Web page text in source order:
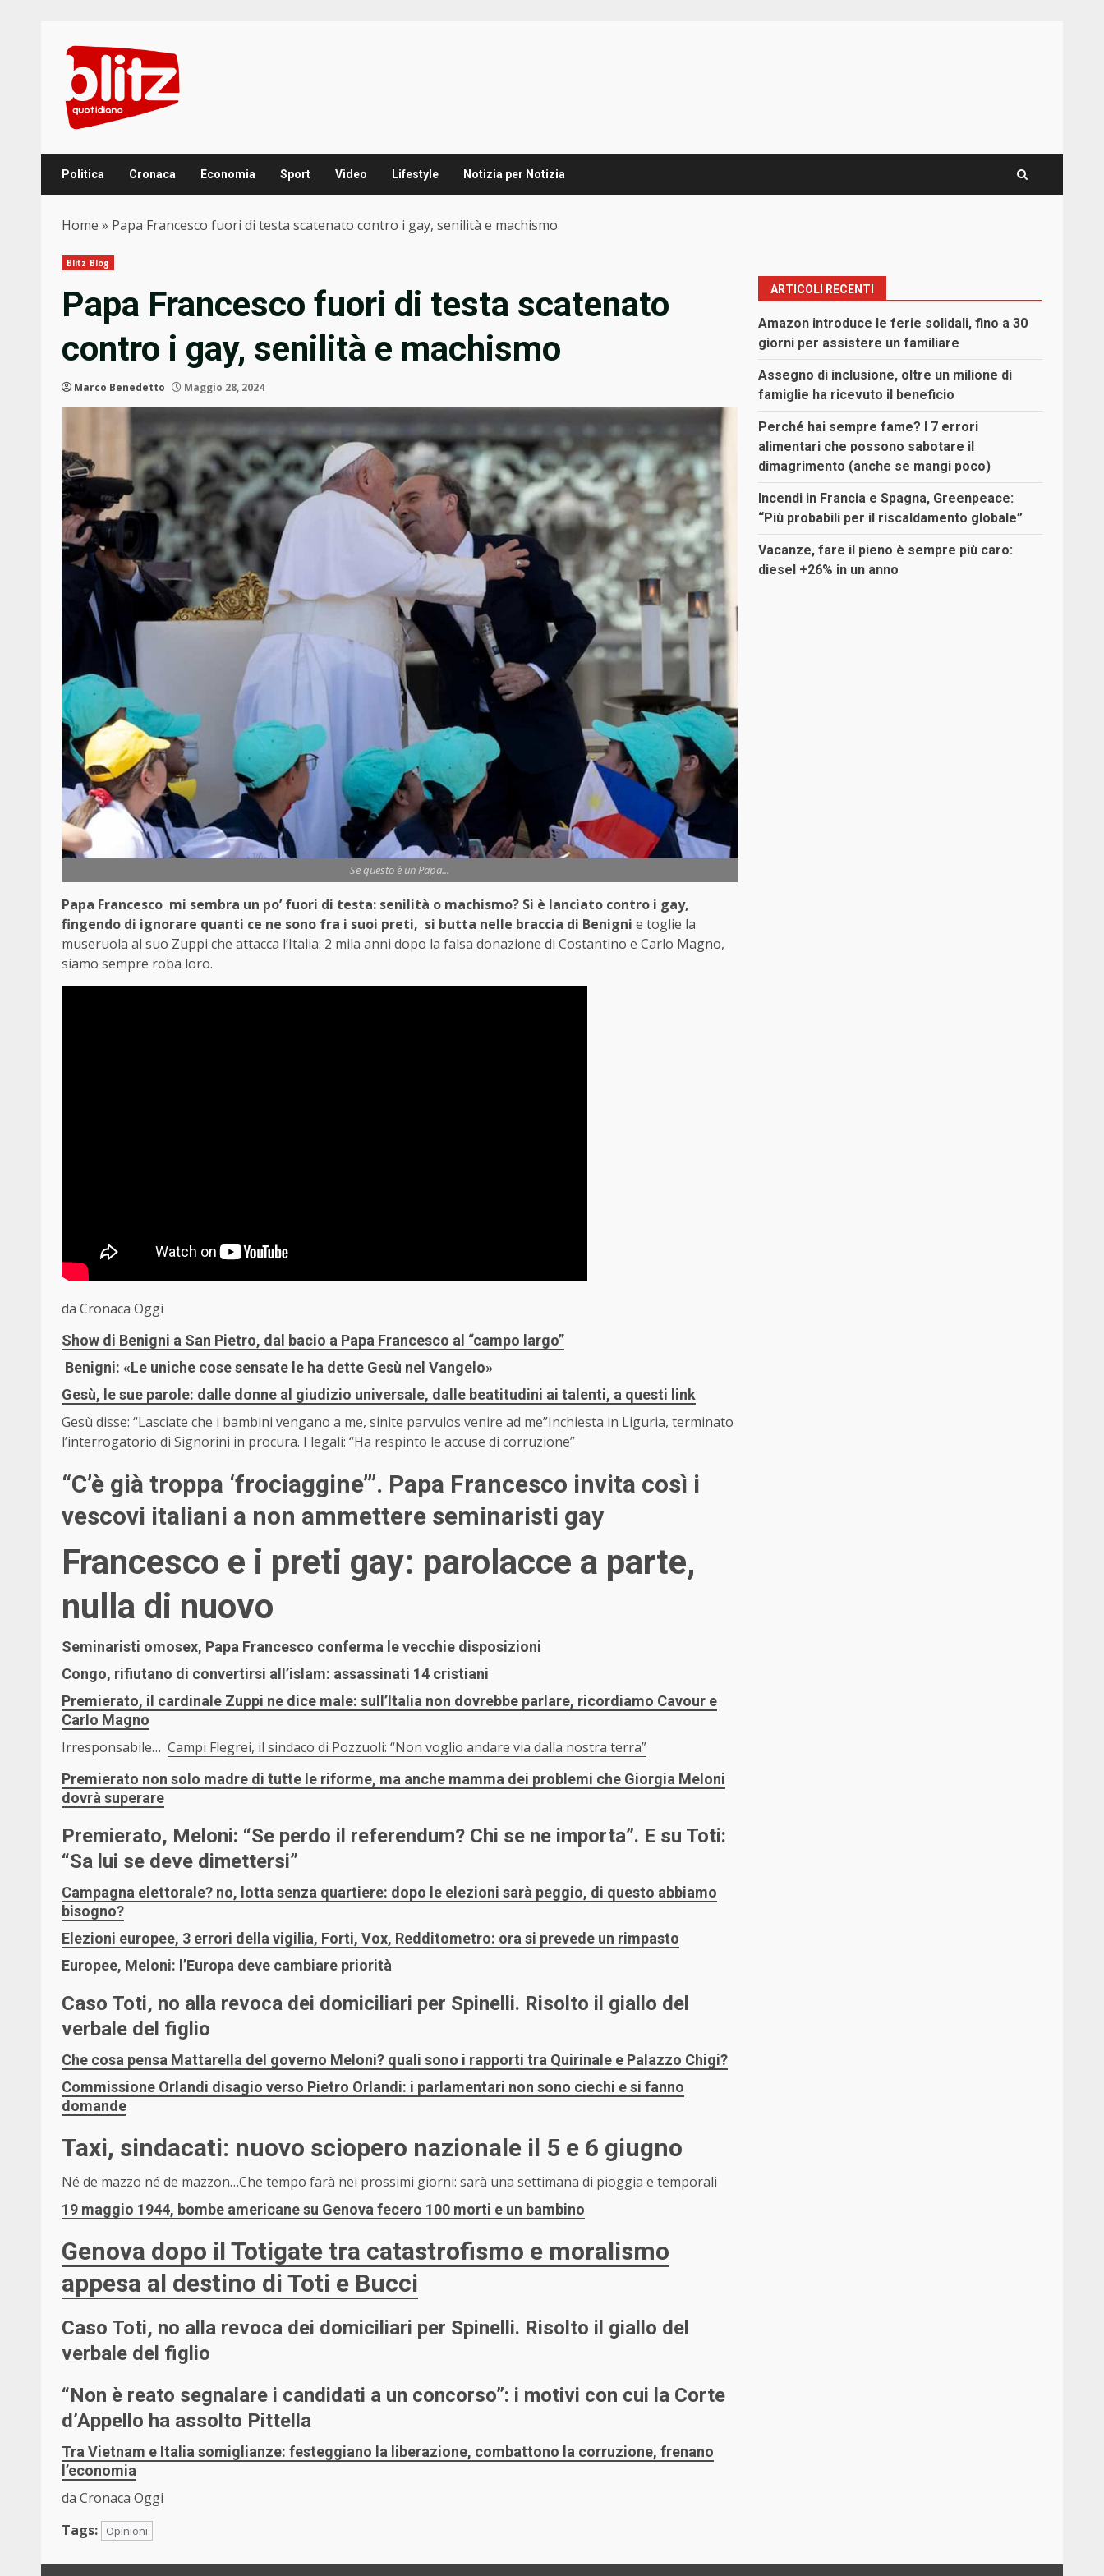
content
Politica Cronaca Economia Sport Video Lifestyle Notizia per Notizia
Home » Papa Francesco fuori di testa scatenato contro i gay, senilità e machismo
Blitz Blog
Papa Francesco fuori di testa scatenato
contro i gay, senilità e machismo
Marco Benedetto Maggio 28, 2024
Se questo è un Papa...
Papa Francesco mi sembra un po’ fuori di testa: senilità o machismo? Si è lanciato contro i gay,
fingendo di ignorare quanti ce ne sono fra i suoi preti, si butta nelle braccia di Benigni e toglie la
museruola al suo Zuppi che attacca l’Italia: 2 mila anni dopo la falsa donazione di Costantino e Carlo Magno,
siamo sempre roba loro.
da Cronaca Oggi
Show di Benigni a San Pietro, dal bacio a Papa Francesco al “campo largo”
Benigni: «Le uniche cose sensate le ha dette Gesù nel Vangelo»
Gesù, le sue parole: dalle donne al giudizio universale, dalle beatitudini ai talenti, a questi link
Gesù disse: “Lasciate che i bambini vengano a me, sinite parvulos venire ad me”Inchiesta in Liguria, terminato
l’interrogatorio di Signorini in procura. I legali: “Ha respinto le accuse di corruzione”
“C’è già troppa ‘frociaggine’”. Papa Francesco invita così i
vescovi italiani a non ammettere seminaristi gay
Francesco e i preti gay: parolacce a parte,
nulla di nuovo
Seminaristi omosex, Papa Francesco conferma le vecchie disposizioni
Congo, rifiutano di convertirsi all’islam: assassinati 14 cristiani
Premierato, il cardinale Zuppi ne dice male: sull’Italia non dovrebbe parlare, ricordiamo Cavour e
Carlo Magno
Irresponsabile… Campi Flegrei, il sindaco di Pozzuoli: “Non voglio andare via dalla nostra terra”
Premierato non solo madre di tutte le riforme, ma anche mamma dei problemi che Giorgia Meloni
dovrà superare
Premierato, Meloni: “Se perdo il referendum? Chi se ne importa”. E su Toti:
“Sa lui se deve dimettersi”
Campagna elettorale? no, lotta senza quartiere: dopo le elezioni sarà peggio, di questo abbiamo
bisogno?
Elezioni europee, 3 errori della vigilia, Forti, Vox, Redditometro: ora si prevede un rimpasto
Europee, Meloni: l’Europa deve cambiare priorità
Caso Toti, no alla revoca dei domiciliari per Spinelli. Risolto il giallo del
verbale del figlio
Che cosa pensa Mattarella del governo Meloni? quali sono i rapporti tra Quirinale e Palazzo Chigi?
Commissione Orlandi disagio verso Pietro Orlandi: i parlamentari non sono ciechi e si fanno
domande
Taxi, sindacati: nuovo sciopero nazionale il 5 e 6 giugno
Né de mazzo né de mazzon…Che tempo farà nei prossimi giorni: sarà una settimana di pioggia e temporali
19 maggio 1944, bombe americane su Genova fecero 100 morti e un bambino
Genova dopo il Totigate tra catastrofismo e moralismo
appesa al destino di Toti e Bucci
Caso Toti, no alla revoca dei domiciliari per Spinelli. Risolto il giallo del
verbale del figlio
“Non è reato segnalare i candidati a un concorso”: i motivi con cui la Corte
d’Appello ha assolto Pittella
Tra Vietnam e Italia somiglianze: festeggiano la liberazione, combattono la corruzione, frenano
l’economia
da Cronaca Oggi
Tags:
Opinioni
ARTICOLI RECENTI
Amazon introduce le ferie solidali, fino a 30
giorni per assistere un familiare
Assegno di inclusione, oltre un milione di
famiglie ha ricevuto il beneficio
Perché hai sempre fame? I 7 errori
alimentari che possono sabotare il
dimagrimento (anche se mangi poco)
Incendi in Francia e Spagna, Greenpeace:
“Più probabili per il riscaldamento globale”
Vacanze, fare il pieno è sempre più caro:
diesel +26% in un anno